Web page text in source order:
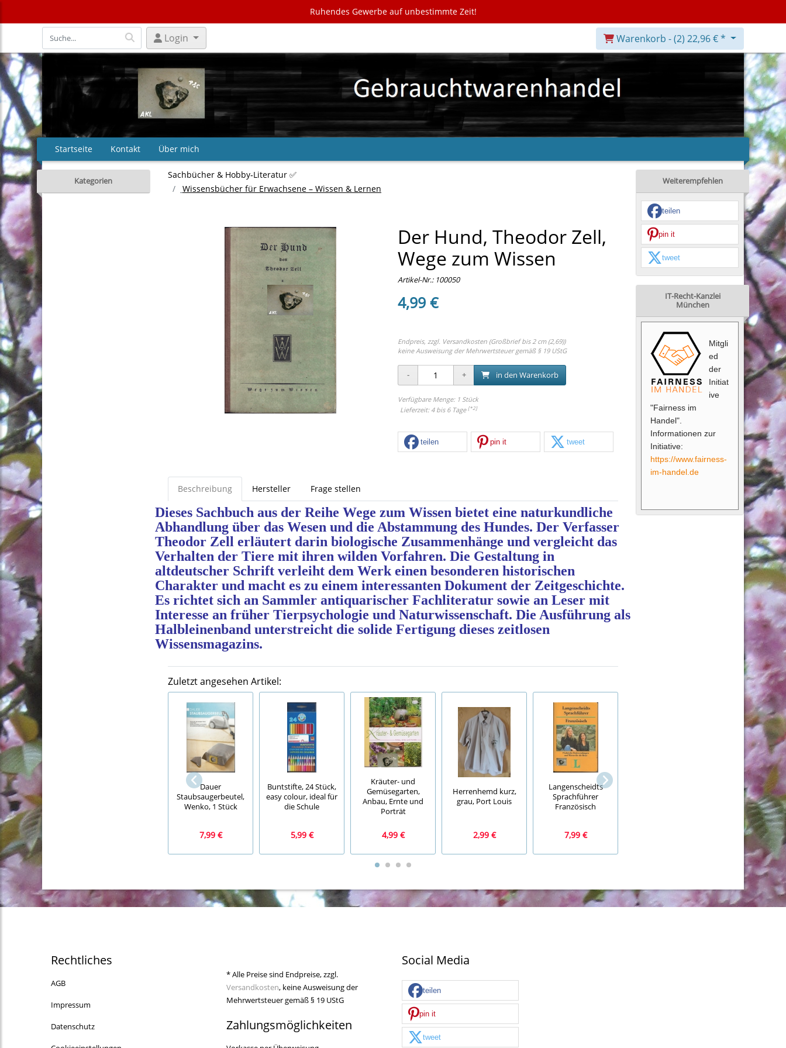
Ruhendes Gewerbe auf unbestimmte Zeit!
Login Warenkorb -(2) 22,96 € *
Startseite Kontakt Über mich
Kategorien
Sachbücher & Hobby‑Literatur ✅
Wissensbücher für Erwachsene – Wissen & Lernen
Der Hund, Theodor Zell,
Wege zum Wissen
Artikel-Nr.: 100050
4,99 €
Endpreis, zzgl. Versandkosten (Großbrief bis 2 cm (2,69))
keine Ausweisung der Mehrwertsteuer gemäß § 19 UStG
in den Warenkorb
Verfügbare Menge: 1 Stück
Lieferzeit: 4 bis 6 Tage [*2]
teilen pin it tweet
Beschreibung Hersteller Frage stellen
Dieses Sachbuch aus der Reihe Wege zum Wissen bietet eine naturkundliche
Abhandlung über das Wesen und die Abstammung des Hundes. Der Verfasser
Theodor Zell erläutert darin biologische Zusammenhänge und vergleicht das
Verhalten der Tiere mit ihren wilden Vorfahren. Die Gestaltung in
altdeutscher Schrift verleiht dem Werk einen besonderen historischen
Charakter und macht es zu einem interessanten Dokument der Zeitgeschichte.
Es richtet sich an Sammler antiquarischer Fachliteratur sowie an Leser mit
Interesse an früher Tierpsychologie und Naturwissenschaft. Die Ausführung als
Halbleinenband unterstreicht die solide Fertigung dieses zeitlosen
Wissensmagazins.
Zuletzt angesehen Artikel:
Dauer
Staubsaugerbeutel,
Wenko, 1 Stück
7,99 €
Buntstifte, 24 Stück,
easy colour, ideal für
die Schule
5,99 €
Kräuter- und
Gemüsegarten,
Anbau, Ernte und
Porträt
4,99 €
Herrenhemd kurz,
grau, Port Louis
2,99 €
Langenscheidts
Sprachführer
Französisch
7,99 €
The best of
CD
4,99 €
Weiterempfehlen
teilen
pin it
tweet
IT-Recht-Kanzlei
München
Mitgli
ed
der
Initiat
ive
"Fairness im
Handel".
Informationen zur
Initiative:
https://www.fairness-
im-handel.de
Rechtliches
AGB
Impressum
Datenschutz
* Alle Preise sind Endpreise, zzgl.
Versandkosten, keine Ausweisung der
Mehrwertsteuer gemäß § 19 UStG
Zahlungsmöglichkeiten
Social Media
teilen
pin it
tweet